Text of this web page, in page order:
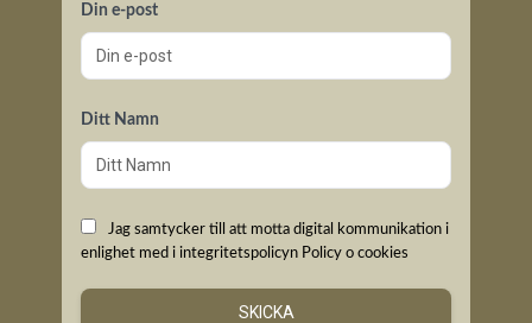
Din e-post
Ditt Namn
Jag samtycker till att motta digital kommunikation i
enlighet med i integritetspolicyn Policy o cookies
SKICKA